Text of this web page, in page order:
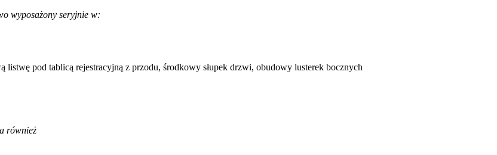
wyposażony seryjnie w:
pod tablicą rejestracyjną z przodu, środkowy słupek drzwi, obudowy lusterek bocznych
również